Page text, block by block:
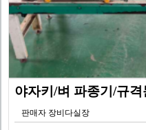
야자키/벼 파종기/규
판매자 장비다실장